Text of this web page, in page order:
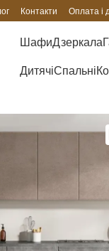
Контакти Оплата і
ШафиДзеркала
ДитячіСпальні